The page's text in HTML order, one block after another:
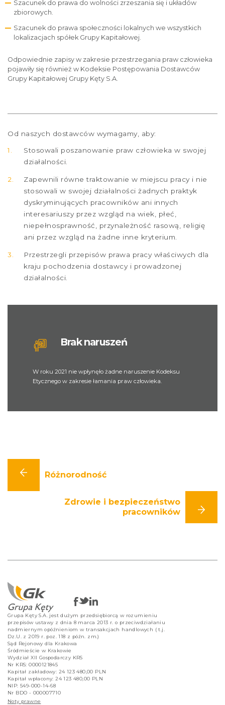
Szacunek do prawa do wolności zrzeszania się i układów
zbiorowych.
Szacunek do prawa społeczności lokalnych we wszystkich
lokalizacjach spółek Grupy Kapitałowej.
Odpowiednie zapisy w zakresie przestrzegania praw człowieka
pojawiły się również w Kodeksie Postępowania Dostawców
Grupy Kapitałowej Grupy Kęty S.A.
Od naszych dostawców wymagamy, aby:
Stosowali poszanowanie praw człowieka w swojej
działalności.
Zapewnili równe traktowanie w miejscu pracy i nie
stosowali w swojej działalności żadnych praktyk
dyskryminujących pracowników ani innych
interesariuszy przez wzgląd na wiek, płeć,
niepełnosprawność, przynależność rasową, religię
ani przez wzgląd na żadne inne kryterium.
Przestrzegli przepisów prawa pracy właściwych dla
kraju pochodzenia dostawcy i prowadzonej
działalności.
Brak naruszeń
W roku 2021 nie wpłynęło żadne naruszenie Kodeksu
Etycznego w zakresie łamania praw człowieka.
Różnorodność
Zdrowie i bezpieczeństwo
pracowników
Grupa Kęty S.A. jest dużym przedsiębiorcą w rozumieniu
przepisów ustawy z dnia 8 marca 2013 r. o przeciwdziałaniu
nadmiernym opóźnieniom w transakcjach handlowych ( t.j.
Dz.U. z 2019 r. poz. 118 z późn. zm.)
Sąd Rejonowy dla Krakowa
Śródmieście w Krakowie
Wydział XII Gospodarczy KRS
Nr KRS: 0000121845
Kapitał zakładowy: 24 123 480,00 PLN
Kapitał wpłacony: 24 123 480,00 PLN
NIP: 549-000-14-68
Nr BDO - 000007710
Noty prawne